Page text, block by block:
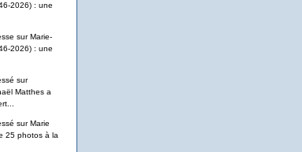
2026) : une
surMarie-
2026) : une
sur
Matthes a
surMarie
25 photos à la